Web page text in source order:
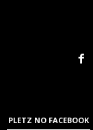
PLETZ NO FACEBOOK